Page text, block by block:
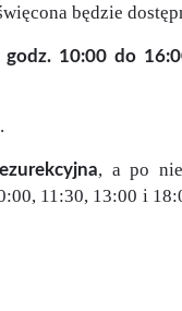
będzie
godz. 10:00 do
, a po
11:30, 13:00 i